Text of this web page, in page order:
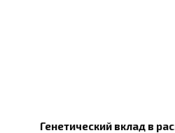
Генетический вклад в